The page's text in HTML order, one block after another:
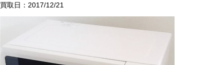
買取日：2017/12/21